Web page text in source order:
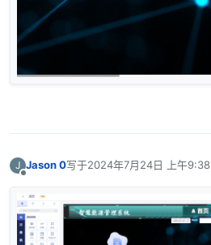
J Jason 0写于2024年7月24日 上午9:38
最后由 编辑